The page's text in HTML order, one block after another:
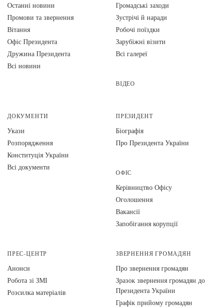
Останні новини
Промови та звернення
Вiтання
Офіс Президента
Дружина Президента
Всі новини
Громадські заходи
Зустрічі й наради
Робочі поїздки
Зарубіжні візити
Всі галереї
ВІДЕО
ДОКУМЕНТИ
Укази
Розпорядження
Конституція України
Всі документи
ПРЕЗИДЕНТ
Біографія
Про Президента України
ОФІС
Керівництво Офісу
Оголошення
Вакансії
Запобігання корупції
ПРЕС-ЦЕНТР
Анонси
Робота зі ЗМІ
Розсилка матеріалів
ЗВЕРНЕННЯ ГРОМАДЯН
Про звернення громадян
Зразок звернення громадян до
Президента України
Графік прийому громадян